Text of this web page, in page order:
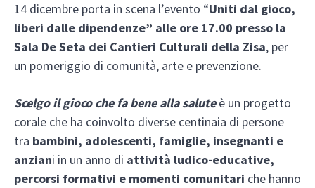
14 dicembre porta in scena l’evento “Uniti dal gioco,
liberi dalle dipendenze” alle ore 17.00 presso la
Sala De Seta dei Cantieri Culturali della Zisa, per
un pomeriggio di comunità, arte e prevenzione.
Scelgo il gioco che fa bene alla saluteè un progetto
corale che ha coinvolto diverse centinaia di persone
tra bambini, adolescenti, famiglie, insegnanti e
anziani in un anno di attività ludico-educative,
percorsi formativi e momenti comunitari che hanno